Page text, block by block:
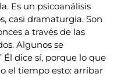
Es un psicoanálisis
casi dramaturgia. Son
a través de las
Algunos se
Él dice sí, porque lo que
el tiempo esto: arribar